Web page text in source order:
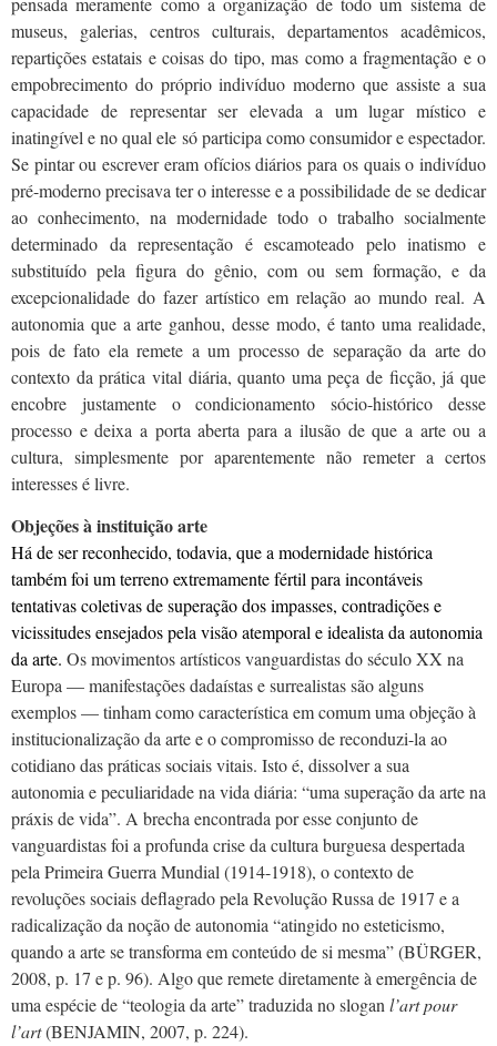
museus, galerias, centros culturais, departamentos acadêmicos,
repartições estatais e coisas do tipo, mas como a fragmentação e o
empobrecimento do próprio indivíduo moderno que assiste a sua
capacidade de representar ser elevada a um lugar místico e
inatingível e no qual ele só participa como consumidor e espectador.
Se pintar ou escrever eram ofícios diários para os quais o indivíduo
pré-moderno precisava ter o interesse e a possibilidade de se dedicar
ao conhecimento, na modernidade todo o trabalho socialmente
determinado da representação é escamoteado pelo inatismo e
substituído pela figura do gênio, com ou sem formação, e da
excepcionalidade do fazer artístico em relação ao mundo real. A
autonomia que a arte ganhou, desse modo, é tanto uma realidade,
pois de fato ela remete a um processo de separação da arte do
contexto da prática vital diária, quanto uma peça de ficção, já que
encobre justamente o condicionamento sócio-histórico desse
processo e deixa a porta aberta para a ilusão de que a arte ou a
cultura, simplesmente por aparentemente não remeter a certos
interesses é livre.
Objeções à instituição arte
Há de ser reconhecido, todavia, que a modernidade histórica
também foi um terreno extremamente fértil para incontáveis
tentativas coletivas de superação dos impasses, contradições e
vicissitudes ensejados pela visão atemporal e idealista da autonomia
da arte. Os movimentos artísticos vanguardistas do século XX na
Europa — manifestações dadaístas e surrealistas são alguns
exemplos — tinham como característica em comum uma objeção à
institucionalização da arte e o compromisso de reconduzi-la ao
cotidiano das práticas sociais vitais. Isto é, dissolver a sua
autonomia e peculiaridade na vida diária: “uma superação da arte na
práxis de vida”. A brecha encontrada por esse conjunto de
vanguardistas foi a profunda crise da cultura burguesa despertada
pela Primeira Guerra Mundial (1914-1918), o contexto de
revoluções sociais deflagrado pela Revolução Russa de 1917 e a
radicalização da noção de autonomia “atingido no esteticismo,
quando a arte se transforma em conteúdo de si mesma” (BÜRGER,
2008, p. 17 e p. 96). Algo que remete diretamente à emergência de
uma espécie de “teologia da arte” traduzida no slogan l’art pour
l’art(BENJAMIN, 2007, p. 224).